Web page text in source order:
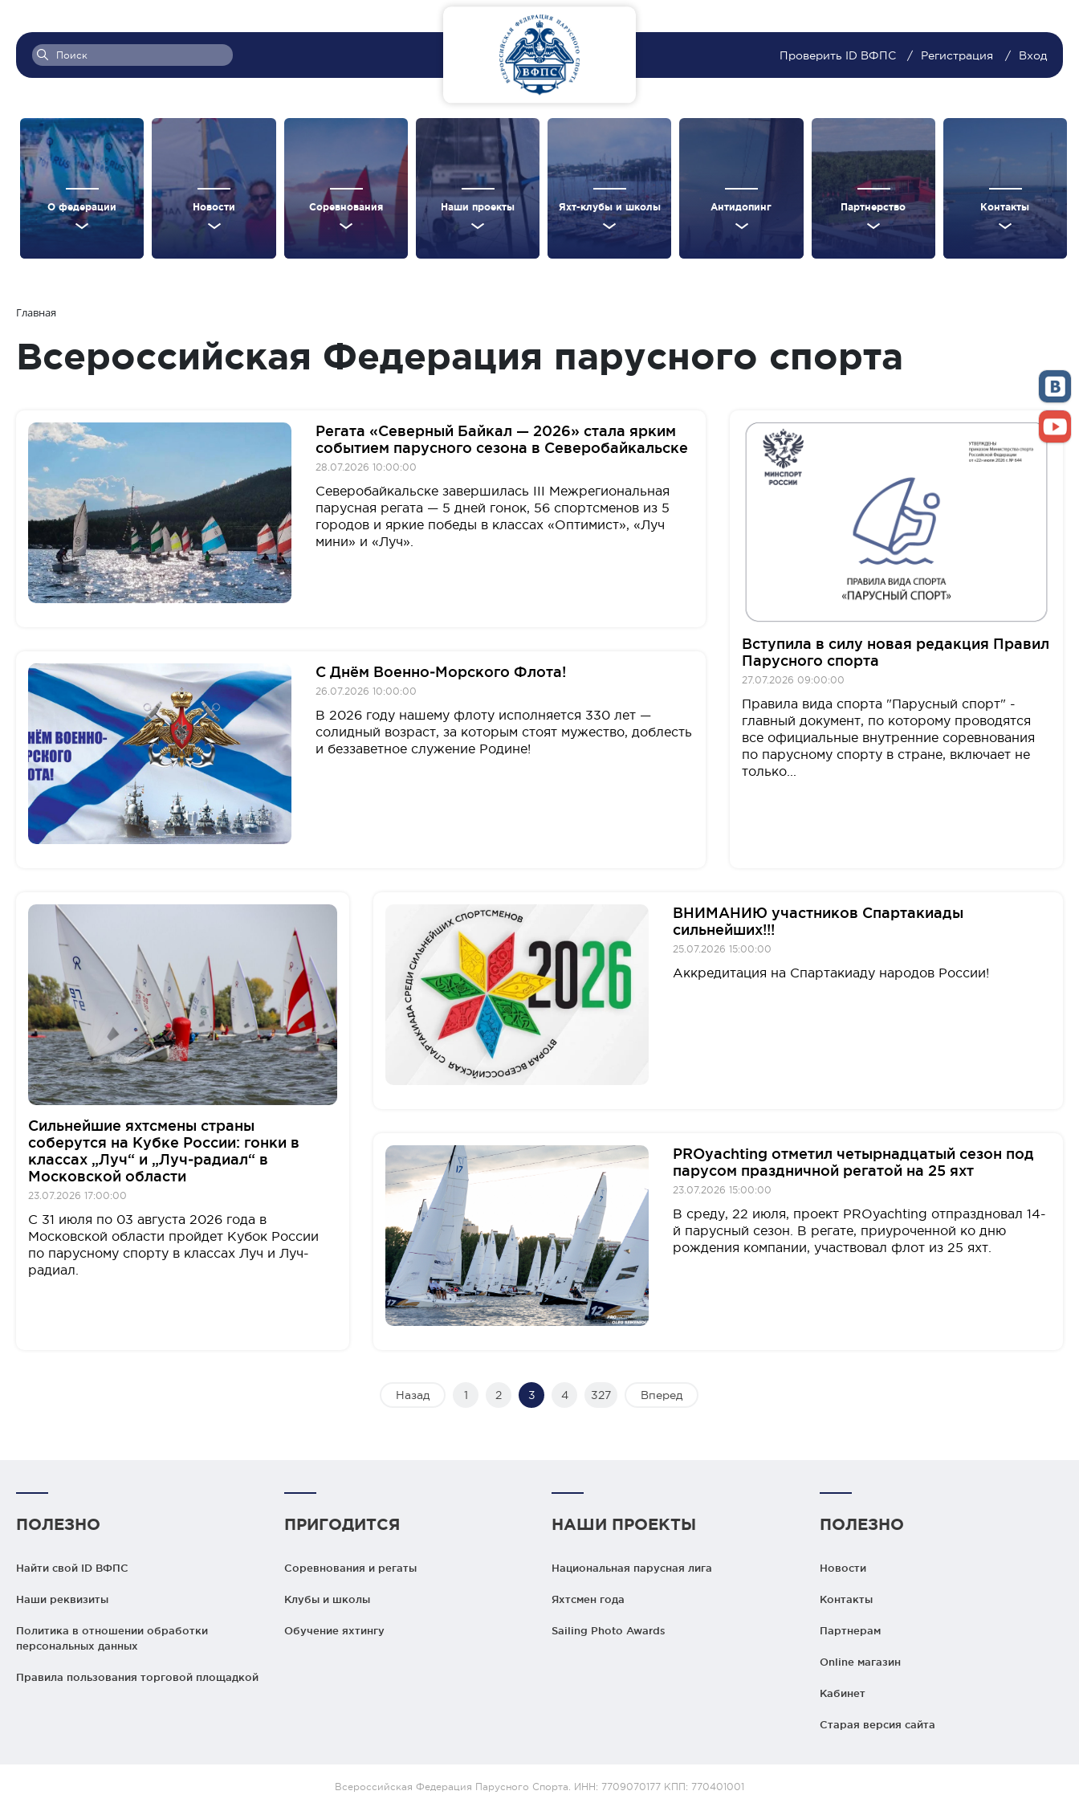
Проверить ID ВФПС Регистрация Вход
О федерации Новости Соревнования Наши проекты Яхт-клубы и школы Антидопинг Партнерство Контакты
Главная
Всероссийская Федерация парусного спорта
Регата «Северный Байкал — 2026» стала ярким
событием парусного сезона в Северобайкальске
28.07.2026 10:00:00
Северобайкальске завершилась III Межрегиональная
парусная регата — 5 дней гонок, 56 спортсменов из 5
городов и яркие победы в классах «Оптимист», «Луч
мини» и «Луч».
Вступила в силу новая редакция Правил
Парусного спорта
27.07.2026 09:00:00
Правила вида спорта "Парусный спорт" -
главный документ, по которому проводятся
все официальные внутренние соревнования
по парусному спорту в стране, включает не
только...
С Днём Военно‑Морского Флота!
26.07.2026 10:00:00
В 2026 году нашему флоту исполняется 330 лет —
солидный возраст, за которым стоят мужество, доблесть
и беззаветное служение Родине!
ВНИМАНИЮ участников Спартакиады
сильнейших!!!
25.07.2026 15:00:00
Аккредитация на Спартакиаду народов России!
Сильнейшие яхтсмены страны
соберутся на Кубке России: гонки в
классах „Луч“ и „Луч‑радиал“ в
Московской области
23.07.2026 17:00:00
С 31 июля по 03 августа 2026 года в
Московской области пройдет Кубок России
по парусному спорту в классах Луч и Луч-
радиал.
PROyachting отметил четырнадцатый сезон под
парусом праздничной регатой на 25 яхт
23.07.2026 15:00:00
В среду, 22 июля, проект PROyachting отпраздновал 14-
й парусный сезон. В регате, приуроченной ко дню
рождения компании, участвовал флот из 25 яхт.
Назад 1 2 3 4 327 Вперед
ПОЛЕЗНО
Найти свой ID ВФПС
Наши реквизиты
Политика в отношении обработки
персональных данных
Правила пользования торговой площадкой
ПРИГОДИТСЯ
Соревнования и регаты
Клубы и школы
Обучение яхтингу
НАШИ ПРОЕКТЫ
Национальная парусная лига
Яхтсмен года
Sailing Photo Awards
ПОЛЕЗНО
Новости
Контакты
Партнерам
Online магазин
Кабинет
Старая версия сайта
Всероссийская Федерация Парусного Спорта. ИНН: 7709070177 КПП: 770401001